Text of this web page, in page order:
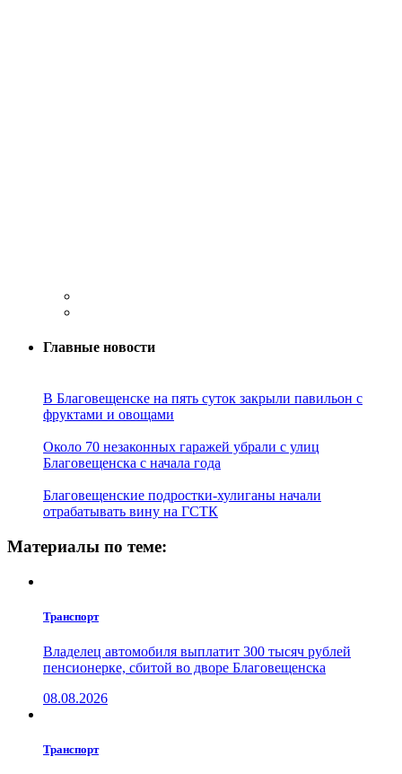
Главные новости
В Благовещенске на пять суток закрыли павильон с
фруктами и овощами
Около 70 незаконных гаражей убрали с улиц
Благовещенска с начала года
Благовещенские подростки-хулиганы начали
отрабатывать вину на ГСТК
Материалы по теме:
Транспорт
Владелец автомобиля выплатит 300 тысяч рублей
пенсионерке, сбитой во дворе Благовещенска
08.08.2026
Транспорт